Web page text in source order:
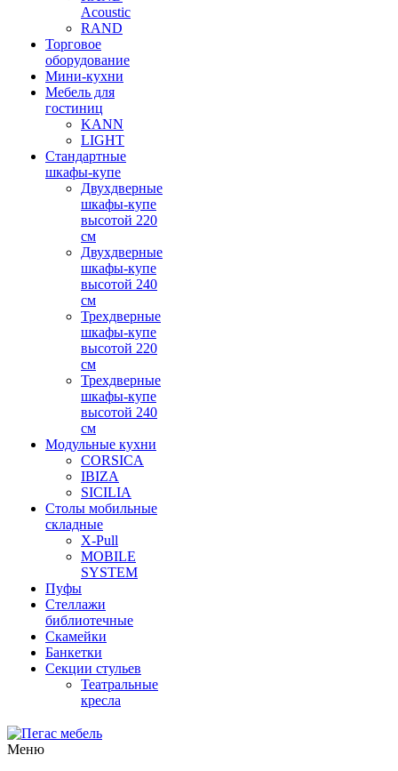
Acoustic
RAND
Торговое
оборудование
Мини-кухни
Мебель для
гостиниц
KANN
LIGHT
Стандартные
шкафы-купе
Двухдверные
шкафы-купе
высотой 220
см
Двухдверные
шкафы-купе
высотой 240
см
Трехдверные
шкафы-купе
высотой 220
см
Трехдверные
шкафы-купе
высотой 240
см
Модульные кухни
CORSICA
IBIZA
SICILIA
Столы мобильные
складные
X-Pull
MOBILE
SYSTEM
Пуфы
Стеллажи
библиотечные
Скамейки
Банкетки
Секции стульев
Театральные
кресла
Меню